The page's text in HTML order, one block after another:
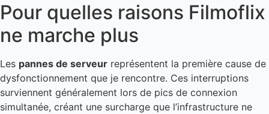
Pour quelles raisons Filmoflix
ne marche plus
Les pannes de serveur représentent la première cause de
dysfonctionnement que je rencontre. Ces interruptions
surviennent généralement lors de pics de connexion
simultanée, créant une surcharge que l’infrastructure ne